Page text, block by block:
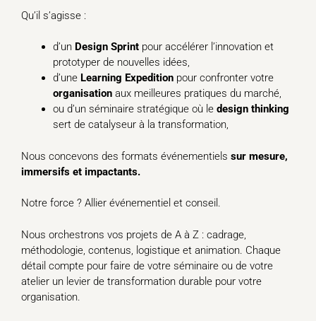
Qu’il s’agisse :
d’un Design Sprint pour accélérer l’innovation et
prototyper de nouvelles idées,
d’une Learning Expedition pour confronter votre
organisation aux meilleures pratiques du marché,
ou d’un séminaire stratégique où le design thinking
sert de catalyseur à la transformation,
Nous concevons des formats événementiels sur mesure,
immersifs et impactants.
Notre force ? Allier événementiel et conseil.
Nous orchestrons vos projets de A à Z : cadrage,
méthodologie, contenus, logistique et animation. Chaque
détail compte pour faire de votre séminaire ou de votre
atelier un levier de transformation durable pour votre
organisation.